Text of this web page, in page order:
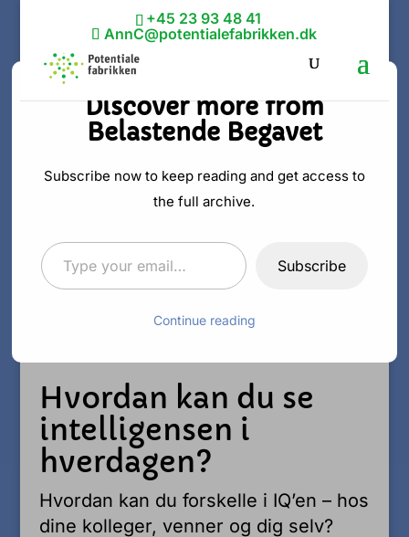
+45 23 93 48 41
AnnC@potentialefabrikken.dk
Sådan kan du se
intelligensen i
hverdagen
af 23. mar 2023|
Hvordan kan du se
intelligensen i
hverdagen?
Hvordan kan du forskelle i IQ’en – hos
dine kolleger, venner og dig selv?
Discover more from
Belastende Begavet
Subscribe now to keep reading and get access to
the full archive.
Type your email…
Subscribe
Continue reading